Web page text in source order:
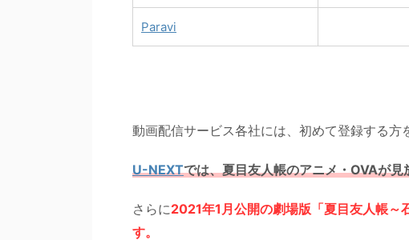
Paravi
動画配信サービス各社には、初めて登録する方
U-NEXTでは、夏目友人帳のアニメ・OVAが見
さらに2021年1月公開の劇場版「夏目友人帳～
す。